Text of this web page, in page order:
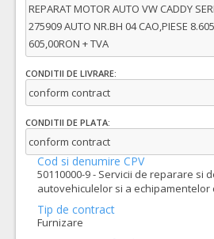
REPARAT MOTOR AUTO VW CADDY
275909 AUTO NR.BH 04 CAO,PIESE
605,00RON + TVA
CONDITII DE LIVRARE:
conform contract
CONDITII DE PLATA:
conform contract
Cod si denumire CPV
50110000-9 - Servicii de reparare si
autovehiculelor si a echipamentelor
Tip de contract
Furnizare